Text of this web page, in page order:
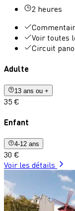
2 heures
Voir toutes
Circuit
Adulte
13 ans ou +
35 €
Enfant
4-12 ans
30 €
Voir les détails